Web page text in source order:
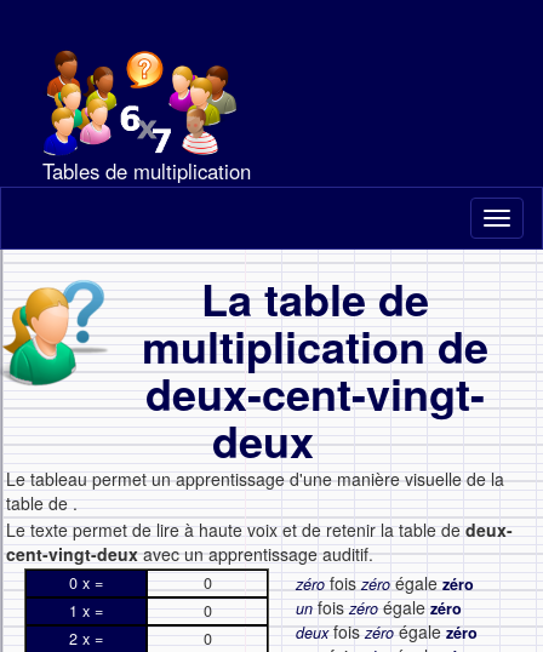
Tables de multiplication
La table de
multiplication de
deux-cent-vingt-
deux
Le tableau permet un apprentissage d'une manière visuelle de la
table de .
Le texte permet de lire à haute voix et de retenir la table de deux-
cent-vingt-deuxavec un apprentissage auditif.
0 x =
0
1 x =
0
2 x =
0
zérofoiszéroégalezéro
un foiszéro égale zéro
deuxfoiszéroégalezéro